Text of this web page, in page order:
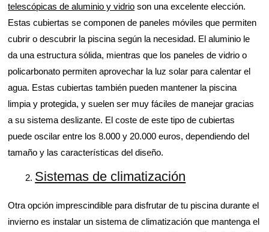
telescópicas de aluminio y vidrio son una excelente elección.
Estas cubiertas se componen de paneles móviles que permiten
cubrir o descubrir la piscina según la necesidad. El aluminio le
da una estructura sólida, mientras que los paneles de vidrio o
policarbonato permiten aprovechar la luz solar para calentar el
agua. Estas cubiertas también pueden mantener la piscina
limpia y protegida, y suelen ser muy fáciles de manejar gracias
a su sistema deslizante. El coste de este tipo de cubiertas
puede oscilar entre los 8.000 y 20.000 euros, dependiendo del
tamaño y las características del diseño.
Sistemas de climatización
Otra opción imprescindible para disfrutar de tu piscina durante el
invierno es instalar un sistema de climatización que mantenga el